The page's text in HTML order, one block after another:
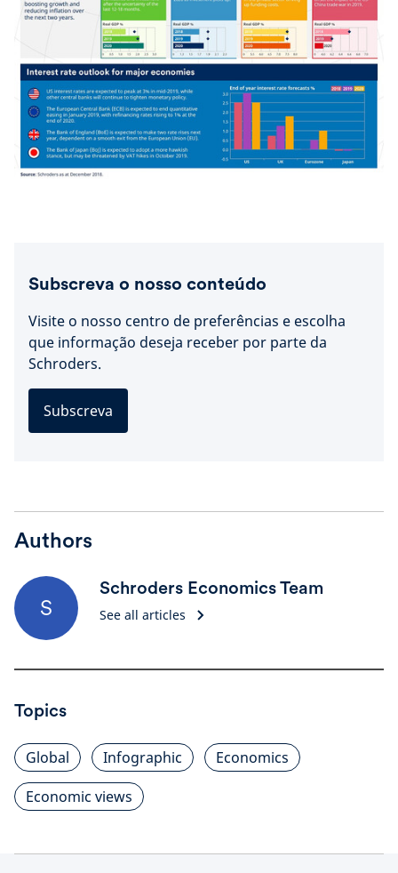
Subscreva o nosso conteúdo
Visite o nosso centro de preferências e escolha
que informação deseja receber por parte da
Schroders.
Subscreva
Authors
S
Schroders Economics Team
See all articles
Topics
Global Infographic
Economics
Economic views